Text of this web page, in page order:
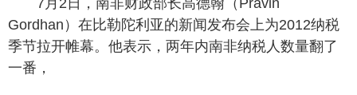
7月2日，南非财政部长高德翰（Pravin
Gordhan）在比勒陀利亚的新闻发布会上为2012纳税
季节拉开帷幕。他表示，两年内南非纳税人数量翻了
一番，